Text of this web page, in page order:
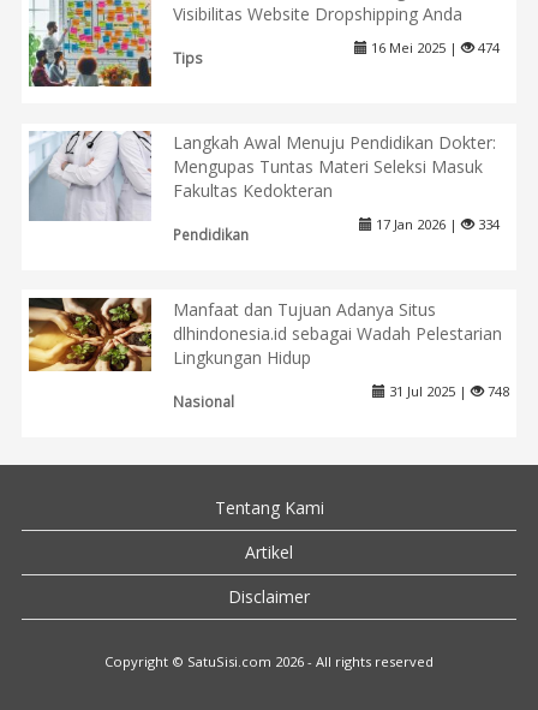
Visibilitas Website Dropshipping Anda
Tips
16 Mei 2025 | 474
Langkah Awal Menuju Pendidikan Dokter:
Mengupas Tuntas Materi Seleksi Masuk
Fakultas Kedokteran
Pendidikan
17 Jan 2026 | 334
Manfaat dan Tujuan Adanya Situs
dlhindonesia.id sebagai Wadah Pelestarian
Lingkungan Hidup
Nasional
31 Jul 2025 | 748
Tentang Kami
Artikel
Disclaimer
Copyright © SatuSisi.com 2026 - All rights reserved